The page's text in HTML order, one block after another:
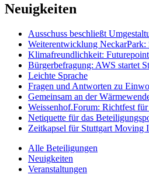
Neuigkeiten
Ausschuss beschließt
Weiterentwicklung
Klimafreundlichkeit:
Bürgerbefragung: AWS startet
Leichte Sprache
Fragen und Antworten zu
Gemeinsam an der
Weissenhof.Forum: Richtfest
Netiquette für das
Zeitkapsel für Stuttgart Moving
Alle Beteiligungen
Neuigkeiten
Veranstaltungen